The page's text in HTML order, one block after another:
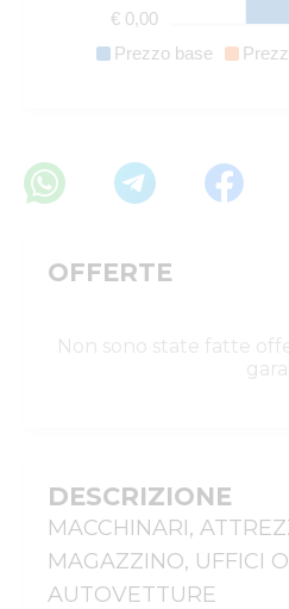
Prezzo base
€ 0,00
OFFERTE
Non sono state fatte
gara
DESCRIZIONE
MACCHINARI,
MAGAZZINO, UFFICI
AUTOVETTURE